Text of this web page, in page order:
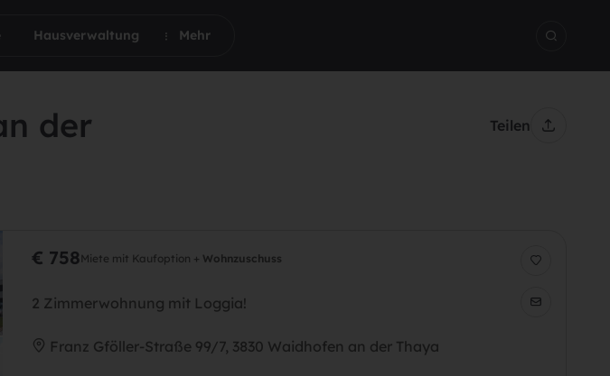
Hausverwaltung Mehr
Teilen
der
€ 758Miete mit Kaufoption + Wohnzuschuss
2 Zimmerwohnung mit Loggia!
Franz Gföller-Straße 99/7, 3830 Waidhofen an der Thaya